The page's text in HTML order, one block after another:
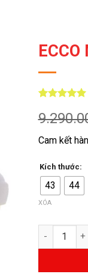
ECCO
dựa trên
đánh giá
Cam kết
Kích thước:
43 44
XÓA
Số lượng